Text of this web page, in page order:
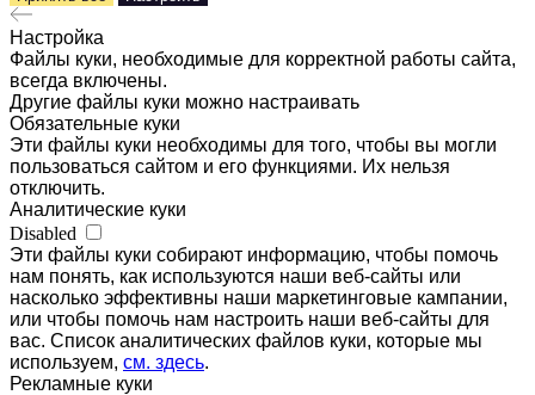
Настройка
Файлы куки, необходимые для корректной работы сайта,
всегда включены.
Другие файлы куки можно настраивать
Обязательные куки
Эти файлы куки необходимы для того, чтобы вы могли
пользоваться сайтом и его функциями. Их нельзя
отключить.
Аналитические куки
Disabled
Эти файлы куки собирают информацию, чтобы помочь
нам понять, как используются наши веб-сайты или
насколько эффективны наши маркетинговые кампании,
или чтобы помочь нам настроить наши веб-сайты для
вас. Список аналитических файлов куки, которые мы
используем, см. здесь.
Рекламные куки